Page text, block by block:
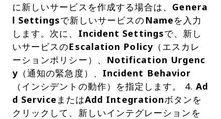
に新しいサービスを作成する場合は、 Genera
l Settingsで新しいサービスのNameを入力
します。次に、 Incident Settingsで、新し
いサービスのEscalation Policy（エスカレ
ーションポリシー）、 Notification Urgenc
y （通知の緊急度）、 Incident Behavior
（インシデントの動作）を指定します。 4. Ad
d Service またはAdd Integrationボタンを
クリックして、新しいインテグレーションを